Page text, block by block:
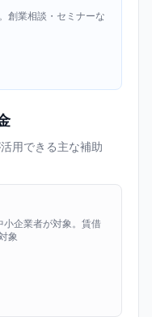
創業相談・セミナーな
用できる主な補助
小企業者が対象。賃借
象